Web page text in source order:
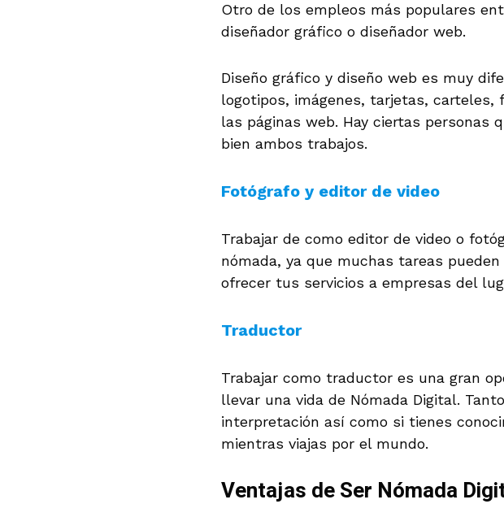
Otro de los empleos más populares
diseñador gráfico o diseñador web.
Diseño gráfico y diseño web es muy
logotipos, imágenes, tarjetas,
las páginas web. Hay ciertas personas
bien ambos trabajos.
Fotógrafo y editor de video
Trabajar de como editor de video o
nómada, ya que muchas tareas
ofrecer tus servicios a empresas del
Traductor
Trabajar como traductor es una gran
llevar una vida de Nómada Digital.
interpretación así como si tienes
mientras viajas por el mundo.
Ventajas de Ser Nómada